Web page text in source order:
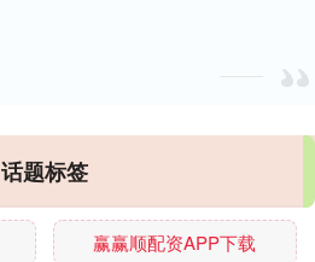
话题标签
赢赢顺配资APP下载